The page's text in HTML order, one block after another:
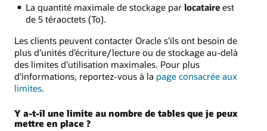
La quantité maximale de stockage par locataireest
de 5 téraoctets (To).
Les clients peuvent contacter Oracle s’ils ont besoin de
plus d’unités d’écriture/lecture ou de stockage au-delà
des limites d’utilisation maximales. Pour plus
d’informations, reportez-vous à la page consacrée aux
limites.
Y a-t-il une limite au nombre de tables que je peux
mettre en place ?